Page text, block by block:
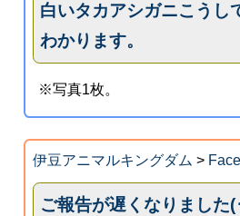
白いタカアシガニこうし
わかります。
※写真1枚。
伊豆アニマルキングダム >
ご報告が遅くなりました